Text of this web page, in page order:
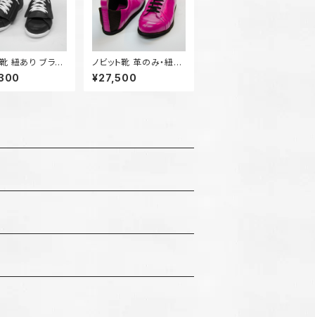
あり ブラッ
ノビット靴 革のみ・紐タ
イプ ピンク
¥27,500